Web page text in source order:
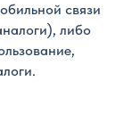
связи
либо